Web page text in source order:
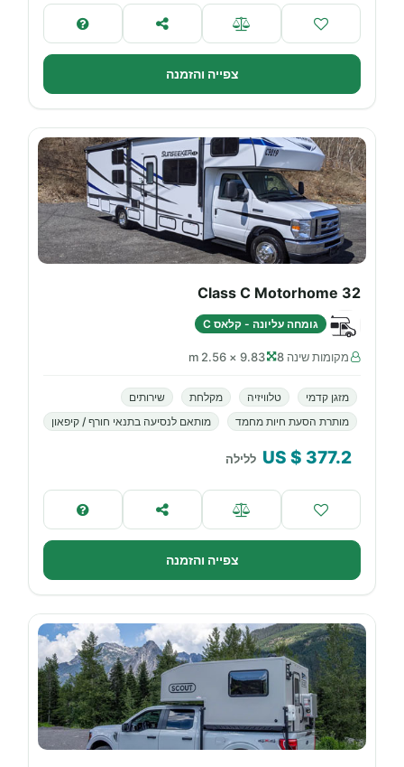
צפייה והזמנה
32 Class C Motorhome
גומחה עליונה - קלאס C
מקומות שינה 8 9.83 × 2.56 m
מזגן קדמי טלוויזיה מקלחת
שירותים
מותרת הסעת חיות מחמד
מותאם לנסיעה בתנאי חורף / קיפאון
377.2
$ US ללילה
צפייה והזמנה